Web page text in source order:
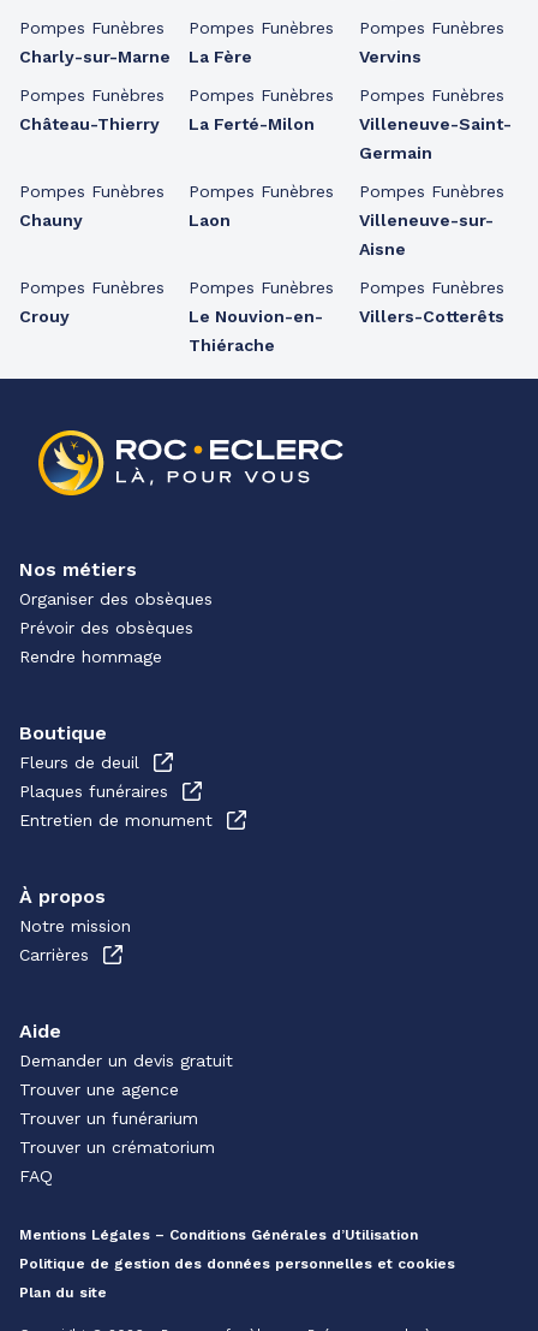
Pompes Funèbres
Charly-sur-Marne
Pompes Funèbres
Château-Thierry
Pompes Funèbres
Chauny
Pompes Funèbres
Crouy
Pompes Funèbres
La Fère
Pompes Funèbres
La Ferté-Milon
Pompes Funèbres
Laon
Pompes Funèbres
Le Nouvion-en-
Thiérache
Pompes Funèbres
Vervins
Pompes Funèbres
Villeneuve-Saint-
Germain
Pompes Funèbres
Villeneuve-sur-
Aisne
Pompes Funèbres
Villers-Cotterêts
Nos métiers
Organiser des obsèques
Prévoir des obsèques
Rendre hommage
Boutique
Fleurs de deuil
Plaques funéraires
Entretien de monument
À propos
Notre mission
Carrières
Aide
Demander un devis gratuit
Trouver une agence
Trouver un funérarium
Trouver un crématorium
FAQ
Mentions Légales – Conditions Générales d’Utilisation
Politique de gestion des données personnelles et cookies
Plan du site